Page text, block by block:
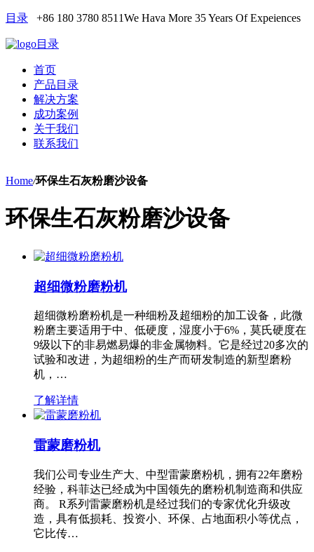
目录 +86 180 3780 8511We Hava More 35 Years Of Expeiences
目录
首页
产品目录
解决方案
成功案例
关于我们
联系我们
Home/环保生石灰粉磨沙设备
环保生石灰粉磨沙设备
超细微粉磨粉机
超细微粉磨粉机是一种细粉及超细粉的加工设备，此微
粉磨主要适用于中、低硬度，湿度小于6%，莫氏硬度在
9级以下的非易燃易爆的非金属物料。它是经过20多次的
试验和改进，为超细粉的生产而研发制造的新型磨粉
机，…
了解详情
雷蒙磨粉机
我们公司专业生产大、中型雷蒙磨粉机，拥有22年磨粉
经验，科菲达已经成为中国领先的磨粉机制造商和供应
商。 R系列雷蒙磨粉机是经过我们的专家优化升级改
造，具有低损耗、投资小、环保、占地面积小等优点，
它比传…